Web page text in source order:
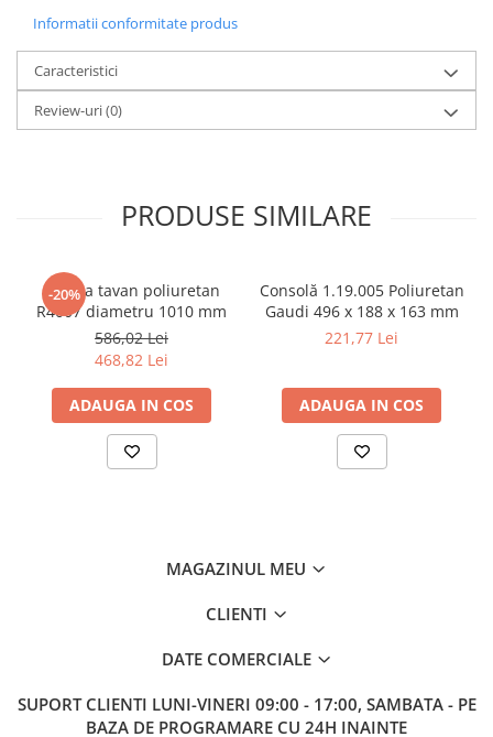
Informatii conformitate produs
Caracteristici
Review-uri(0)
PRODUSE SIMILARE
-20%
Rozeta tavan poliuretan
R4007 diametru 1010 mm
586,02 Lei
468,82 Lei
ADAUGA IN COS
Consolă 1.19.005 Poliuretan
Gaudi 496 x 188 x 163 mm
221,77 Lei
ADAUGA IN COS
MAGAZINUL MEU
CLIENTI
DATE COMERCIALE
SUPORT CLIENTI LUNI-VINERI 09:00 - 17:00, SAMBATA - PE
BAZA DE PROGRAMARE CU 24H INAINTE